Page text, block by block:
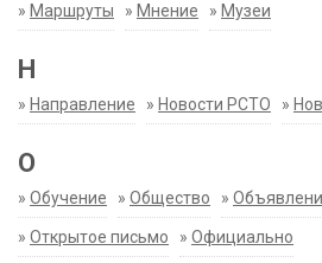
» Маршруты » Мнение » Музеи
Н
» Направление » Новости РСТО »
О
» Обучение » Общество »
» Открытое письмо » Официально